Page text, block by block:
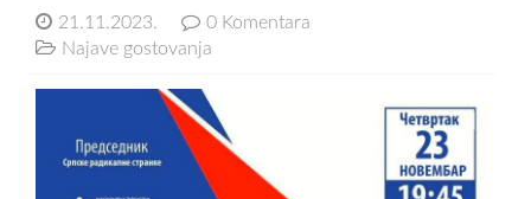
21.11.2023.
0 Komentara
Najave gostovanja